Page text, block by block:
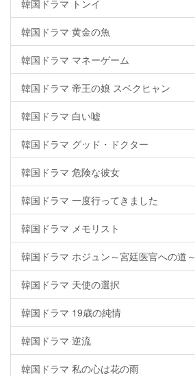
韓国ドラマ トンイ
韓国ドラマ 黄金の魚
韓国ドラマ マネーゲーム
韓国ドラマ 帝王の娘 スベクヒャン
韓国ドラマ 白い嘘
韓国ドラマ グッド・ドクター
韓国ドラマ 危険な彼女
韓国ドラマ 一度行ってきました
韓国ドラマ メモリスト
韓国ドラマ ホジュン～宮廷医官への道～
韓国ドラマ 天使の選択
韓国ドラマ 19歳の純情
韓国ドラマ 逆流
韓国ドラマ 私の心は花の雨